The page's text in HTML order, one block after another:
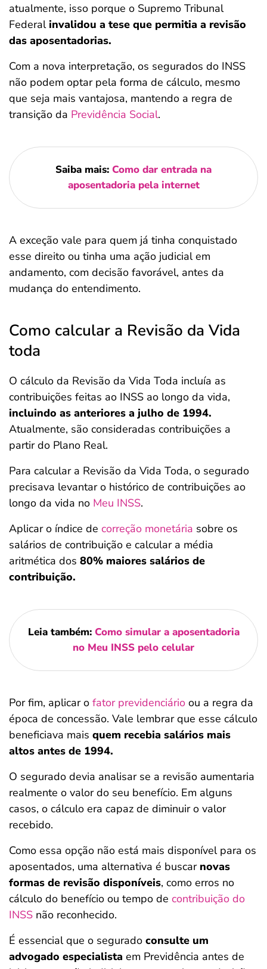
atualmente, isso porque o Supremo Tribunal
Federalinvalidou a tese que permitia a revisão
das aposentadorias.
Com a nova interpretação, os segurados do INSS
não podem optar pela forma de cálculo, mesmo
que seja mais vantajosa, mantendo a regra de
transição da Previdência Social.
Saiba mais: Como dar entrada na
aposentadoria pela internet
A exceção vale para quem já tinha conquistado
esse direito ou tinha uma ação judicial em
andamento, com decisão favorável, antes da
mudança do entendimento.
Como calcular a Revisão da Vida
toda
O cálculo da Revisão da Vida Toda incluía as
contribuições feitas ao INSS ao longo da vida,
incluindo as anteriores a julho de 1994.
Atualmente, são consideradas contribuições a
partir do Plano Real.
Para calcular a Revisão da Vida Toda, o segurado
precisava levantar o histórico de contribuições ao
longo da vida no Meu INSS.
Aplicar o índice de correção monetária sobre os
salários de contribuição e calcular a média
aritmética dos 80% maiores salários de
contribuição.
Leia também: Como simular a aposentadoria
no Meu INSS pelo celular
Por fim, aplicar o fator previdenciário ou a regra da
época de concessão. Vale lembrar que esse cálculo
beneficiava mais quem recebia salários mais
altos antes de 1994.
O segurado devia analisar se a revisão aumentaria
realmente o valor do seu benefício. Em alguns
casos, o cálculo era capaz de diminuir o valor
recebido.
Como essa opção não está mais disponível para os
aposentados, uma alternativa é buscar novas
formas de revisão disponíveis, como erros no
cálculo do benefício ou tempo de contribuição do
INSS não reconhecido.
É essencial que o segurado consulte um
advogado especialista em Previdência antes de